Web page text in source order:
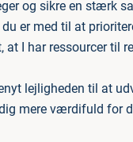
og sikre en stærk
er med til at
at I har ressourcer til
lejligheden til at
mere værdifuld for